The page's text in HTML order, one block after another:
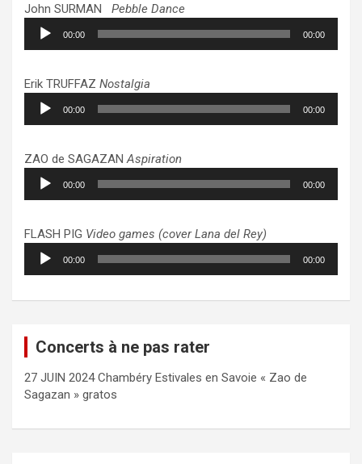
John SURMAN Pebble Dance
Lecteur
audio
00:00 00:00
Erik TRUFFAZ Nostalgia
Lecteur
audio
00:00 00:00
ZAO de SAGAZANAspiration
Lecteur
audio
00:00 00:00
FLASH PIG Video games (cover Lana del Rey)
Lecteur
audio
00:00 00:00
Concerts à ne pas rater
27 JUIN 2024 Chambéry Estivales en Savoie « Zao de
Sagazan » gratos